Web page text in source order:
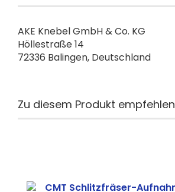
AKE Knebel GmbH & Co. KG
Höllestraße 14
72336 Balingen, Deutschland
Zu diesem Produkt